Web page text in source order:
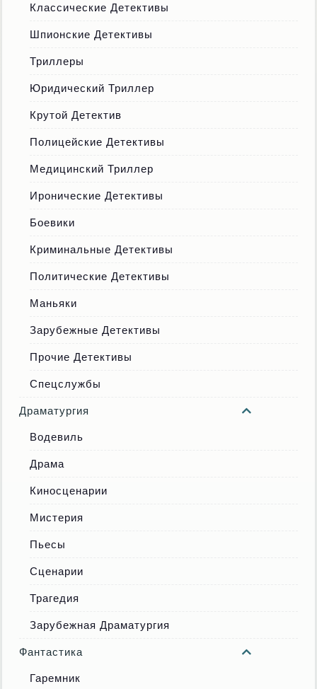
Классические Детективы
Шпионские Детективы
Триллеры
Юридический Триллер
Крутой Детектив
Полицейские Детективы
Медицинский Триллер
Иронические Детективы
Боевики
Криминальные Детективы
Политические Детективы
Маньяки
Зарубежные Детективы
Прочие Детективы
Спецслужбы
Драматургия
Водевиль
Драма
Киносценарии
Мистерия
Пьесы
Сценарии
Трагедия
Зарубежная Драматургия
Фантастика
Гаремник